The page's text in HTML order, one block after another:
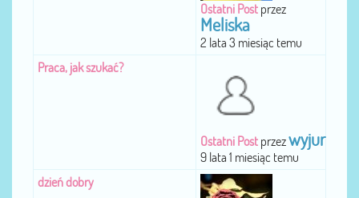
Ostatni Post przez
Meliska
2 lata 3 miesiąc temu
Praca, jak szukać?
Ostatni Post przezwyjur
9 lata 1 miesiąc temu
dzień dobry